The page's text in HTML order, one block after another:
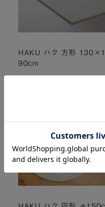
HAKU ハク 方形 130×1
90cm